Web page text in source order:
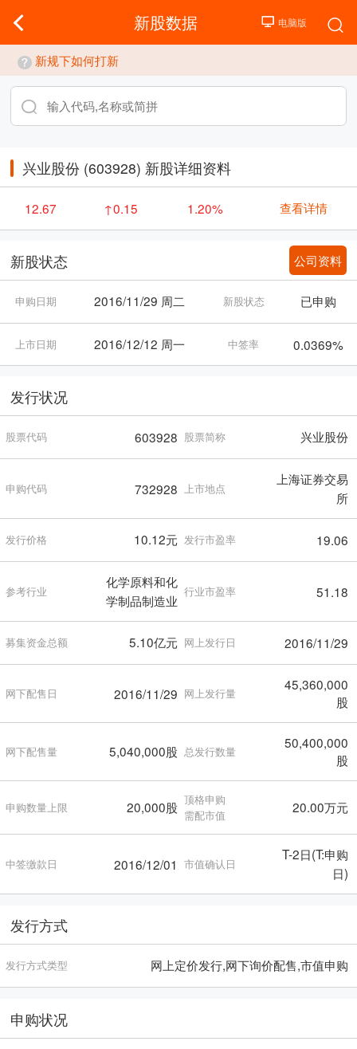
新股数据
新规下如何打新
兴业股份 (603928) 新股详细资料
12.67 ↑0.15 1.20% 查看详情
新股状态 公司资料
申购日期 2016/11/29 周二 新股状态 已申购
上市日期 2016/12/12 周一 中签率 0.0369%
发行状况
股票代码 603928 股票简称 兴业股份
申购代码 732928 上市地点
上海证券交易
所
发行价格 10.12元 发行市盈率 19.06
参考行业
化学原料和化
学制品制造业
行业市盈率 51.18
募集资金总额 5.10亿元 网上发行日 2016/11/29
网下配售日 2016/11/29 网上发行量
45,360,000
股
网下配售量 5,040,000股 总发行数量
50,400,000
股
申购数量上限 20,000股 顶格申购
需配市值
20.00万元
中签缴款日 2016/12/01 市值确认日
T-2日(T:申购
日)
发行方式
发行方式类型 网上定价发行,网下询价配售,市值申购
申购状况